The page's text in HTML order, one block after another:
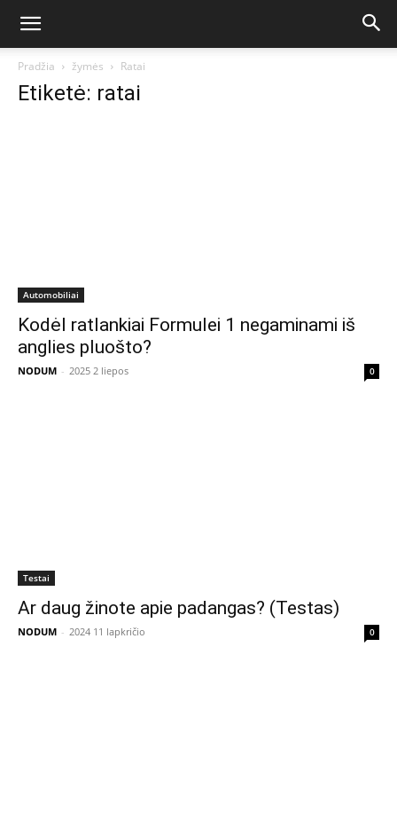
Pradžia žymės Ratai
Etiketė: ratai
Automobiliai
Kodėl ratlankiai Formulei 1 negaminami iš
anglies pluošto?
NODUM - 2025 2 liepos 0
Testai
Ar daug žinote apie padangas? (Testas)
NODUM - 2024 11 lapkričio 0